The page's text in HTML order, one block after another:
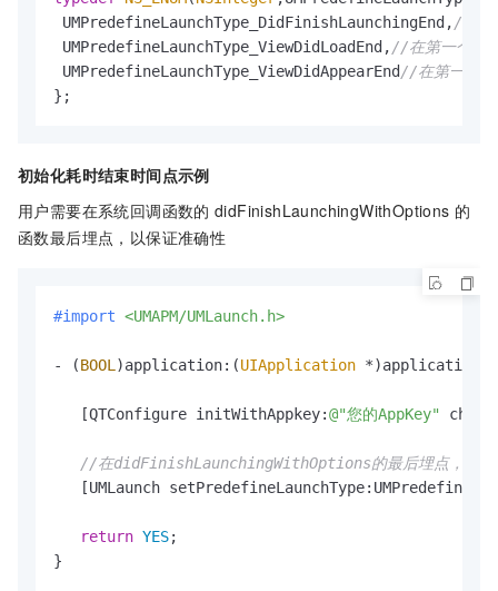
UMPredefineLaunchType_DidFinishLaunchingEnd, //在
UMPredefineLaunchType_ViewDidLoadEnd, //在第一个
UMPredefineLaunchType_ViewDidAppearEnd //在第一个
};
初始化耗时结束时间点示例
用户需要在系统回调函数的 didFinishLaunchingWithOptions 的
函数最后埋点，以保证准确性
#import <UMAPM/UMLaunch.h>
- (BOOL )application:(UIApplication *)application
   [QTConfigure initWithAppkey:
@"您的AppKey"
//在didFinishLaunchingWithOptions的最后埋点，以保
[UMLaunch
return YES;